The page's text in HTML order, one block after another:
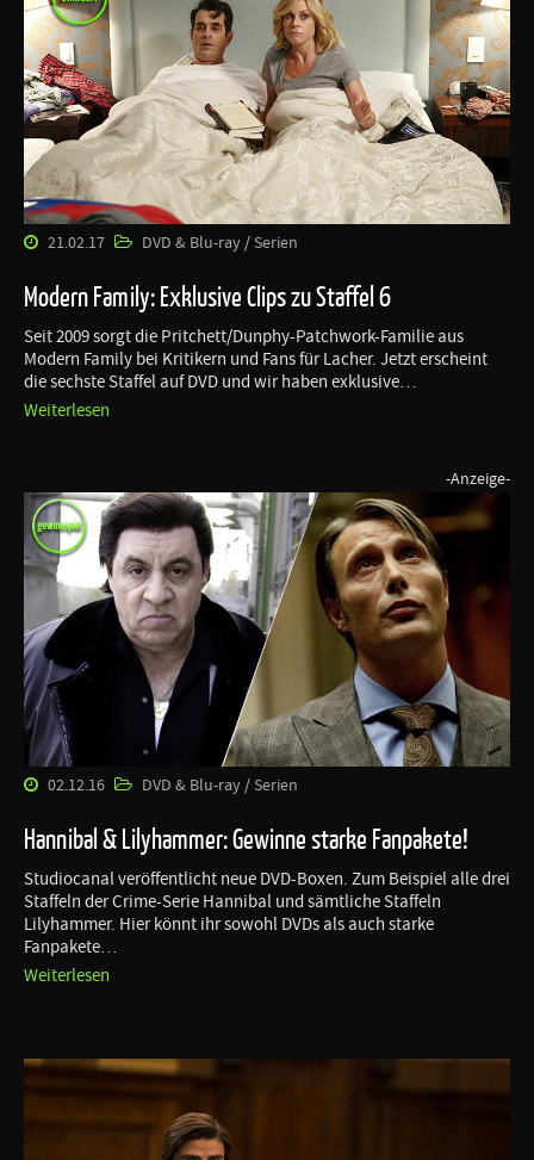
21.02.17 DVD & Blu-ray / Serien
Modern Family: Exklusive Clips zu Staffel 6
Seit 2009 sorgt die Pritchett/Dunphy-Patchwork-Familie aus
Modern Family bei Kritikern und Fans für Lacher. Jetzt erscheint
die sechste Staffel auf DVD und wir haben exklusive…
Weiterlesen
-Anzeige-
02.12.16 DVD & Blu-ray / Serien
Hannibal & Lilyhammer: Gewinne starke Fanpakete!
Studiocanal veröffentlicht neue DVD-Boxen. Zum Beispiel alle drei
Staffeln der Crime-Serie Hannibal und sämtliche Staffeln
Lilyhammer. Hier könnt ihr sowohl DVDs als auch starke
Fanpakete…
Weiterlesen